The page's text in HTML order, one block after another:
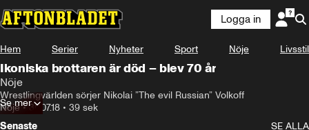
Logga in
Hem Serier Nyheter Sport Nöje Livsstil
Ikoniska brottaren är död – blev 70 år
Nöje
Wrestlingvärlden sörjer Nikolai ”The evil Russian” Volkoff
Nöje•30.07.18 • 39 sek
Se mer
Senaste
SE ALLA